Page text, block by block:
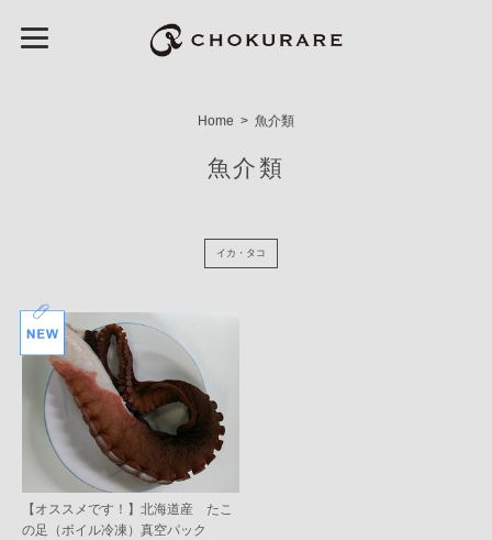
Home 魚介類
魚介類
イカ・タコ
【オススメです！】北海道産 たこ
の足（ボイル冷凍）真空パック